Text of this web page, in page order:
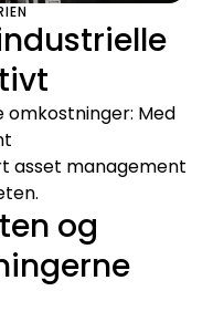
Med
asset management
og